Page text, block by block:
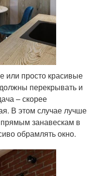
или просто красивые
перекрывать и
– скорее
В этом случае лучше
занавескам в
обрамлять окно.